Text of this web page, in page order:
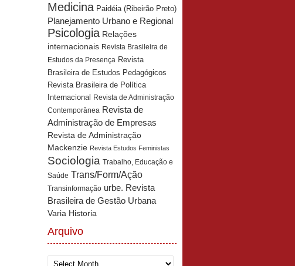
Medicina Paidéia (Ribeirão Preto)
Planejamento Urbano e Regional
Psicologia Relações
internacionais Revista Brasileira de
Estudos da Presença Revista
Brasileira de Estudos Pedagógicos
Revista Brasileira de Política
Internacional Revista de Administração
Contemporânea Revista de
Administração de Empresas
Revista de Administração
Mackenzie Revista Estudos Feministas
Sociologia Trabalho, Educação e
Saúde Trans/Form/Ação
Transinformação urbe. Revista
Brasileira de Gestão Urbana
Varia Historia
Arquivo
Arquivo